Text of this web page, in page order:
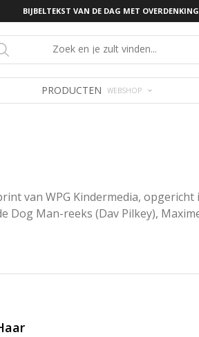
BIJBELTEKST VAN DE DAG MET
PRODUCTEN WEBSHOP
van WPG Kindermedia,
Dog Man-reeks (Dav Pilkey),